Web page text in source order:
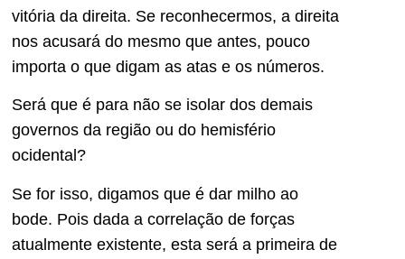
vitória da direita. Se reconhecermos, a direita
nos acusará do mesmo que antes, pouco
importa o que digam as atas e os números.
Será que é para não se isolar dos demais
governos da região ou do hemisfério
ocidental?
Se for isso, digamos que é dar milho ao
bode. Pois dada a correlação de forças
atualmente existente, esta será a primeira de